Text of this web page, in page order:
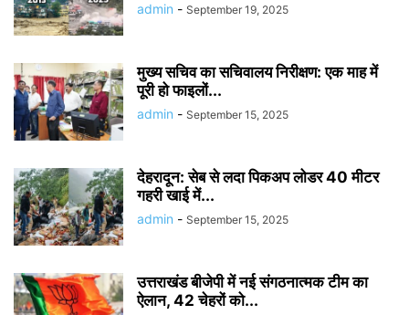
admin - September 19, 2025
मुख्य सचिव का सचिवालय निरीक्षण: एक माह में
पूरी हो फाइलों...
admin - September 15, 2025
देहरादून: सेब से लदा पिकअप लोडर 40 मीटर
गहरी खाई में...
admin - September 15, 2025
उत्तराखंड बीजेपी में नई संगठनात्मक टीम का
ऐलान, 42 चेहरों को...